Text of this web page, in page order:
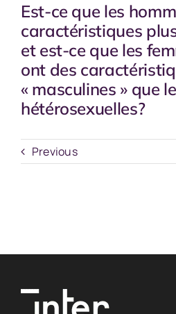
Est-ce que les
caractéristiques
et est-ce que les
ont des
« masculines » que
hétérosexuelles?
Previous